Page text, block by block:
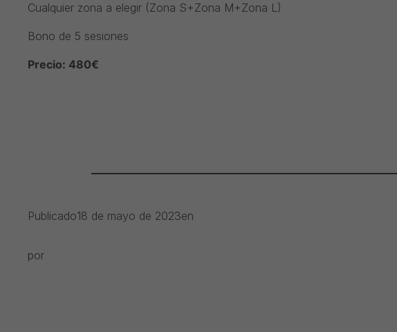
Cualquier zona a elegir (Zona S+Zona M+Zona L)
Bono de 5 sesiones
Precio: 480€
Publicado18 de mayo de 2023en
por